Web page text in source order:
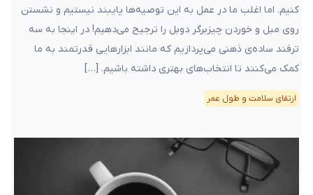
کنیم. اما اغلب ما در عمل به این توصیه‌ها پایبند نیستیم و نشستن
روی مبل و خوردن چیزبرگر دوبل را ترجیح می‌دهیم! در اینجا به سه
ترفند ساده‌ی ذهنی می‌پردازیم که مانند ابزارهایی قدرتمند به ما
کمک می‌کنند تا انتخاب‌های بهتری داشته باشیم. […]
ارتقای سلامت و طول عمر